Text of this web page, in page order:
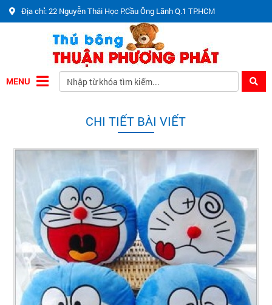
Địa chỉ: 22 Nguyễn Thái Học P.Cầu Ông Lãnh Q.1 TP.HCM
MENU
CHI TIẾT BÀI VIẾT